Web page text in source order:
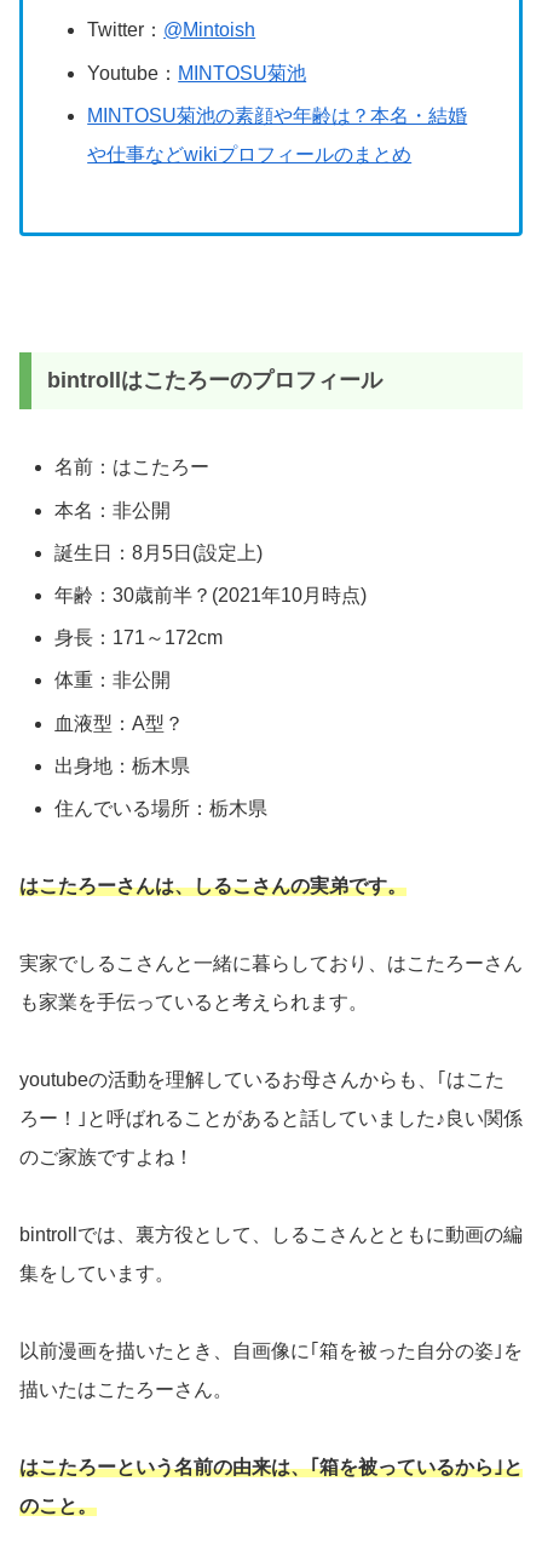
Twitter： @Mintoish
Youtube： MINTOSU菊池
MINTOSU菊池の素顔や年齢は？本名・結婚
や仕事などwikiプロフィールのまとめ
bintrollはこたろーのプロフィール
名前：はこたろー
本名：非公開
誕生日：8月5日(設定上)
年齢：30歳前半？(2021年10月時点)
身長：171～172cm
体重：非公開
血液型：A型？
出身地：栃木県
住んでいる場所：栃木県
はこたろーさんは、しるこさんの実弟です。
実家でしるこさんと一緒に暮らしており、はこたろーさん
も家業を手伝っていると考えられます。
youtubeの活動を理解しているお母さんからも、｢はこた
ろー！｣と呼ばれることがあると話していました♪良い関係
のご家族ですよね！
bintrollでは、裏方役として、しるこさんとともに動画の編
集をしています。
以前漫画を描いたとき、自画像に｢箱を被った自分の姿｣を
描いたはこたろーさん。
はこたろーという名前の由来は、｢箱を被っているから｣と
のこと。